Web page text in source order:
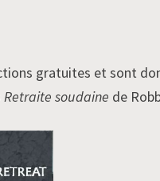
gratuites et sont
Retraite soudaine de